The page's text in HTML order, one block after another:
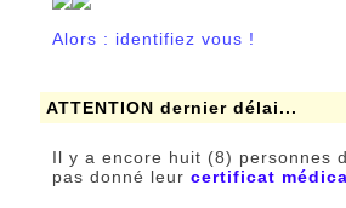
Alors : identifiez vous !
ATTENTION dernier délai...
Il y a encore huit (8) personnes
pas donné leur certificat